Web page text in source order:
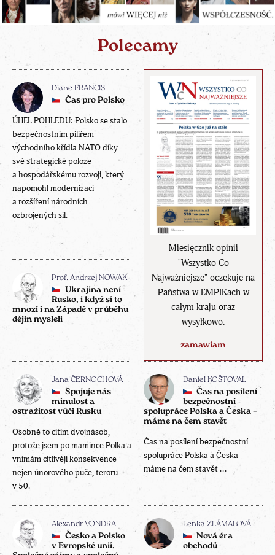
Polecamy
Miesięcznik opinii
"Wszystko Co
Najważniejsze" oczekuje na
Państwa w EMPIKach w
całym kraju oraz
wysyłkowo.
zamawiam
Diane FRANCIS
Čas pro Polsko
ÚHEL POHLEDU: Polsko se stalo
bezpečnostním pilířem
východního křídla NATO díky
své strategické poloze
a hospodářskému rozvoji, který
napomohl modernizaci
a rozšíření národních
ozbrojených sil.
Prof. Andrzej NOWAK
Ukrajina není
Rusko, i když si to
mnozí i na Západě v průběhu
dějin mysleli
Jana ČERNOCHOVÁ
Spojuje nás
minulost a
ostražitost vůči Rusku
Osobně to cítím dvojnásob,
protože jsem po mamince Polka a
vnímám citlivěji konsekvence
nejen únorového puče, teroru
v 50.
Daniel KOŠTOVAL
Čas na posílení
bezpečnostní
spolupráce Polska a Česka –
máme na čem stavět
Čas na posílení bezpečnostní
spolupráce Polska a Česka –
máme na čem stavět ...
Alexandr VONDRA
Česko a Polsko
v Evropské unii.
Lenka ZLÁMALOVÁ
Nová éra
obchodů